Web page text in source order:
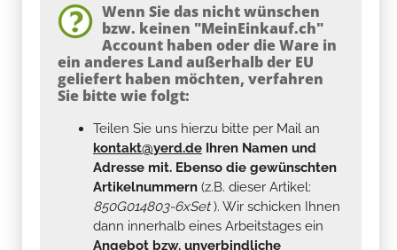
Wenn Sie das nicht wünschen
bzw. keinen "MeinEinkauf.ch"
Account haben oder die Ware in
ein anderes Land außerhalb der EU
geliefert haben möchten, verfahren
Sie bitte wie folgt:
Teilen Sie uns hierzu bitte per Mail an
kontakt@yerd.de Ihren Namen und
Adresse mit. Ebenso die gewünschten
Artikelnummern (z.B. dieser Artikel:
850G014803-6xSet). Wir schicken Ihnen
dann innerhalb eines Arbeitstages ein
Angebot bzw. unverbindliche